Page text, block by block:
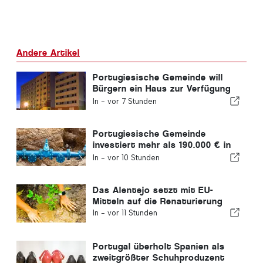
Andere Artikel
Portugiesische Gemeinde will
Bürgern ein Haus zur Verfügung
stellen
In - vor 7 Stunden
Portugiesische Gemeinde
investiert mehr als 190.000 € in
die Wasserversorgung
In - vor 10 Stunden
Das Alentejo setzt mit EU-
Mitteln auf die Renaturierung
In - vor 11 Stunden
Portugal überholt Spanien als
zweitgrößter Schuhproduzent